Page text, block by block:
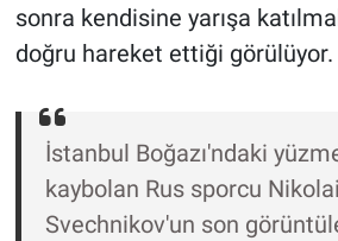
sonra kendisine yarışa
doğru hareket ettiği görülüyor.
İstanbul Boğazı'ndaki
kaybolan Rus sporcu Nikolai
Svechnikov'un son
Kültür Sanat
Nedir
Popüler